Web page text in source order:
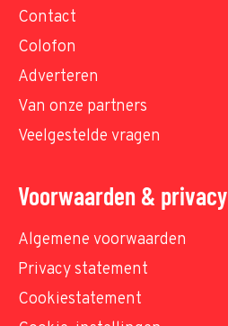
Contact
Colofon
Adverteren
Van onze partners
Veelgestelde vragen
Voorwaarden & privacy
Algemene voorwaarden
Privacy statement
Cookiestatement